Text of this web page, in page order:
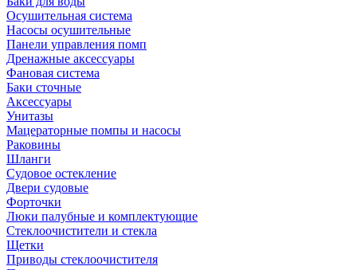
Осушительная система
Насосы осушительные
Панели управления помп
Дренажные аксессуары
Фановая система
Баки сточные
Аксессуары
Унитазы
Мацераторные помпы и насосы
Раковины
Шланги
Судовое остекление
Двери судовые
Форточки
Люки палубные и комплектующие
Стеклоочистители и стекла
Щетки
Приводы стеклоочистителя